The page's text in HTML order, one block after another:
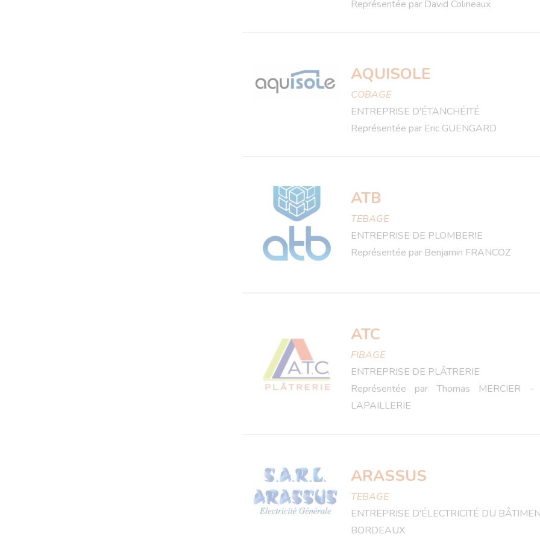
Représentée par David Colineaux
AQUISOLE
COBAGE
ENTREPRISE D'ÉTANCHÉITÉ
Représentée par Eric GUENGARD
ATB
TEBAGE
ENTREPRISE DE PLOMBERIE
Représentée par Benjamin FRANCOZ
ATC
FIBAGE
ENTREPRISE DE PLÂTRERIE
Représentée par Thomas MERCIER -
LAPAILLERIE
ARASSUS
TEBAGE
ENTREPRISE D'ÉLECTRICITÉ DU
BORDEAUX